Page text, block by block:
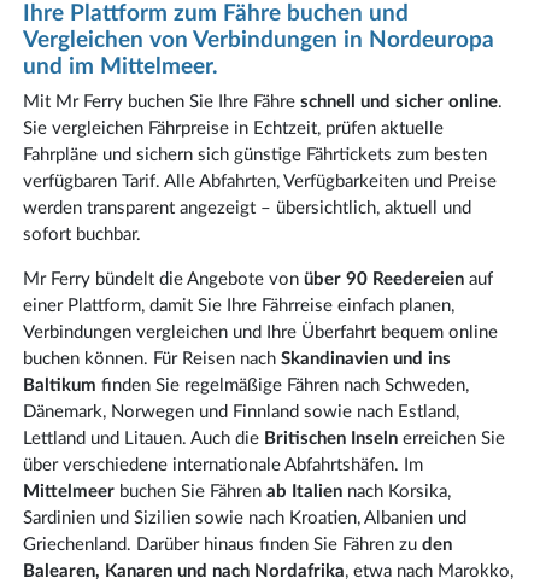
Ihre Plattform zum Fähre buchen und
Vergleichen von Verbindungen in Nordeuropa
und im Mittelmeer.
Mit Mr Ferry buchen Sie Ihre Fähre schnell und sicher online.
Sie vergleichen Fährpreise in Echtzeit, prüfen aktuelle
Fahrpläne und sichern sich günstige Fährtickets zum besten
verfügbaren Tarif. Alle Abfahrten, Verfügbarkeiten und Preise
werden transparent angezeigt – übersichtlich, aktuell und
sofort buchbar.
Mr Ferry bündelt die Angebote von über 90 Reedereienauf
einer Plattform, damit Sie Ihre Fährreise einfach planen,
Verbindungen vergleichen und Ihre Überfahrt bequem online
buchen können. Für Reisen nach Skandinavien und ins
Baltikum finden Sie regelmäßige Fähren nach Schweden,
Dänemark, Norwegen und Finnland sowie nach Estland,
Lettland und Litauen. Auch die Britischen Inselnerreichen Sie
über verschiedene internationale Abfahrtshäfen. Im
Mittelmeerbuchen Sie Fähren ab Italiennach Korsika,
Sardinien und Sizilien sowie nach Kroatien, Albanien und
Griechenland. Darüber hinaus finden Sie Fähren zu den
Balearen, Kanaren und nach Nordafrika, etwa nach Marokko,